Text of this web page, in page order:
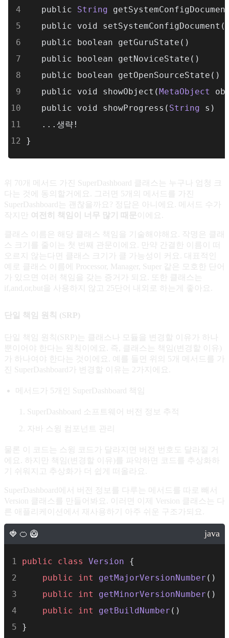
   public
String
   public void setSystemConfigDocument(
   public boolean getGuruState()
   public boolean getNoviceState()
   public boolean getOpenSourceState()
   public void showObject(
MetaObject
   public void showProgress(
String s)
   ...생략!
}
위 70개 메서드 가진 SuperDashboard 클래스는 누구나 엄청 크
다는 것에 동의할거에요. 그러면 5개의 메서드를 가진
SuperDashboard는 괜찮을까요? 정답은 아니에요. 메서드 수가
작지만
여전히 책임이 너무 많기 때문이에요.
클래스 이름은 해당 클래스 책임을 기술해야해요. 작명은 클래
스 크기를 줄이는 첫 번째 관문이에요. 만약 간결한 이름이 떠
오르지 않는다면 클래스 크기가 클 가능성이 커요. 대표적인
예로 클래스 이름에 Processor, Manager, Super 같은 모호한 단어
가 있으면 여러 책임을 갖는 증거가 되요. 또한 클래스는
if,and,or,but을 사용하지 않고 25단어 내외로 하는게 좋아요.
단일 책임 원칙 (SRP)
단일 책임 원칙(SRP)는 클래스나 모듈을 변경할 이유가 하나
뿐이어야 한다는 원칙이에요. 즉, 클래스는 책임(변경할 이유)
가 하나여야 한다는 것이에요. 예를 들면 위의 5개 메서드를 가
진 SuperDashboard가 변경할 이유는 2가지에요.
메서드가 5개인 SuperDashboard 책임
SuperDashboard 소프트웨어 버전 정보 추적
자바 스윙 컴포넌트 관리
물론 이 코드는 스윙 코드가 달라지면 버전 번호도 달라질 거
에요. 하지만 책임(변경할 이유)를 파악하면 코드를 추상화하
기 쉬워지고 추상화가 더 쉽게 떠올라요.
SuperDashboard에서 버전 정보를 다루는 메서드를 따로 빼서
Version 클래스를 만들어봐요. 이러면 이제 Version 클래스는 다
른 애플리케이션에서 재사용하기 아주 쉬운 구조가되요.
public class Version {
public
int getMajorVersionNumber ()
public
int getMinorVersionNumber ()
public
int getBuildNumber ()
}